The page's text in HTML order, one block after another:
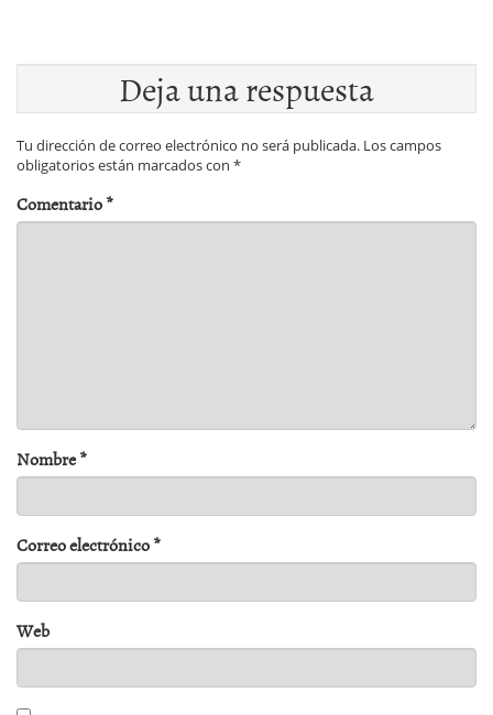
Deja una respuesta
Tu dirección de correo electrónico no será publicada. Los campos
obligatorios están marcados con *
Comentario*
Nombre*
Correo electrónico*
Web